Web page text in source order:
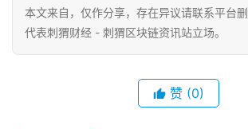
本文来自 ，仅作分享，存在异议请联系平台
代表刺猬财经 - 刺猬区块链资讯站立场。
赞 (0)